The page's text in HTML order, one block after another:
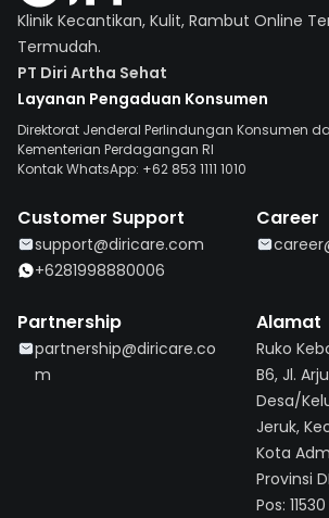
Klinik Kecantikan, Kulit, Rambut Online
Termudah.
PT Diri Artha Sehat
Layanan Pengaduan Konsumen
Direktorat Jenderal Perlindungan Konsumen
Kementerian Perdagangan RI
Kontak WhatsApp: +62 853 1111 1010
Customer Support
support@diricare.com
+6281998880006
Career
Partnership
partnership@diricare.co
m
Alamat
Ruko
B6, Jl.
Desa/
Jeruk,
Kota
Provinsi
Pos: 11530